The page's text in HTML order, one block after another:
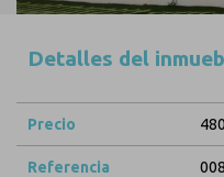
Detalles del
Precio
Referencia